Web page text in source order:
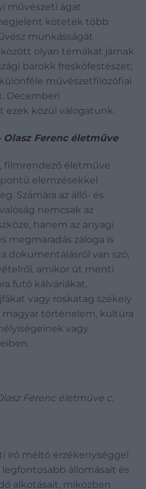
művészeti ágat
kötetek több
munkásságát
olyan témákat járnak
barokk freskófestészet;
művészetfilozófiai
Decemberi
ezek közül válogatunk.
Olasz Ferenc életműve
filmrendező életműve
elemzésekkel
Számára az álló- és
nemcsak az
hanem az anyagi
megmaradás záloga is
dokumentálásról van szó,
amikor út menti
futó kálváriákat,
vagy roskatag székely
magyar történelem, kultúra
vagy
Ferenc életműve c.
író méltó érzékenységgel
állomásait és
alkotásait, miközben